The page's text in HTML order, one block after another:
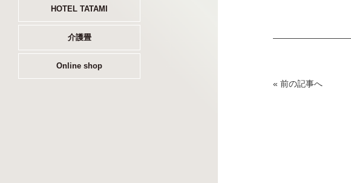
HOTEL TATAMI
介護畳
Online shop
« 前の記事へ